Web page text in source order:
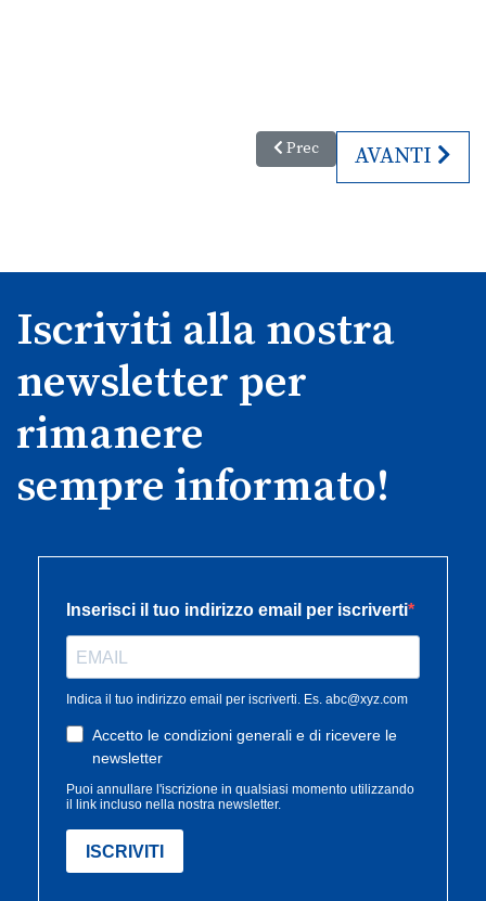
Articolo precedente: Pane,
Prec ARTICOLO
AVANTI
Iscriviti alla nostra
newsletter per
rimanere
sempre informato!